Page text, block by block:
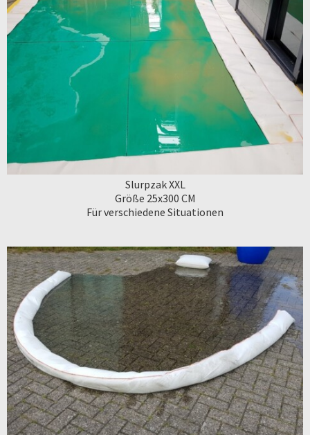
Slurpzak XXL
Größe 25x300 CM
Für verschiedene Situationen